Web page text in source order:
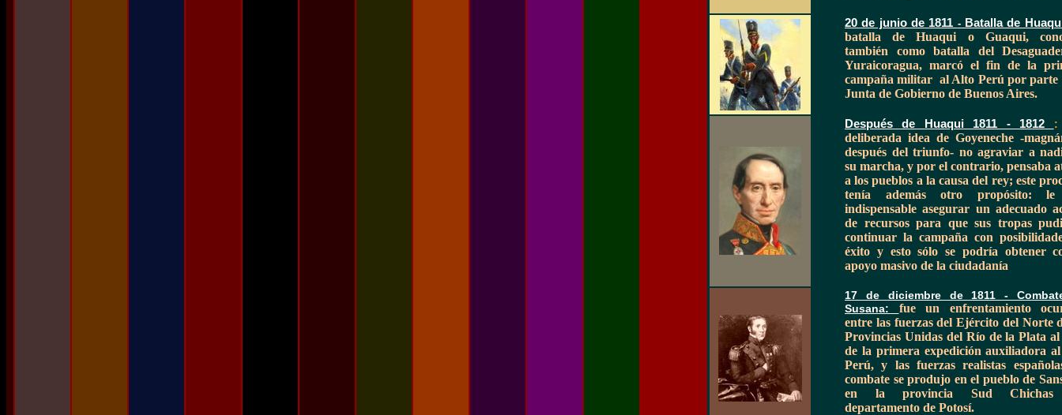
20 de junio de 1811 - Batalla de
batalla de Huaqui o Guaqui,
también como batalla del
Yuraicoragua, marcó el fin de la
campaña militar al Alto Perú por parte
Junta de Gobierno de Buenos Aires.
Después de Huaqui 1811 - 1812
deliberada idea de Goyeneche -
después del triunfo- no agraviar a
su marcha, y por el contrario, pensaba
a los pueblos a la causa del rey; este
tenía además otro propósito:
indispensable asegurar un adecuado
de recursos para que sus tropas
continuar la campaña con
éxito y esto sólo se podría obtener
apoyo masivo de la ciudadanía
17 de diciembre de 1811 -
Susana: fue un enfrentamiento
entre las fuerzas del Ejército del Norte
Provincias Unidas del Río de la Plata
de la primera expedición auxiliadora
Perú, y las fuerzas realistas
combate se produjo en el pueblo de
en la provincia Sud Chichas
departamento de Potosí.